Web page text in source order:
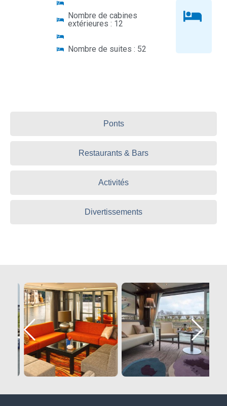
Ponts
Restaurants & Bars
Activités
Divertissements
Nombre de cabines
extérieures : 12
Nombre de suites : 52